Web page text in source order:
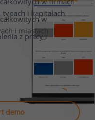
i kapitałach
w
i miastach
z pracy i
demo